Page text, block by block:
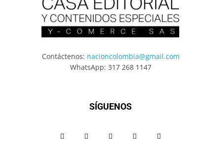
Contáctenos: nacioncolombia@gmail.com
WhatsApp: 317 268 1147
SÍGUENOS